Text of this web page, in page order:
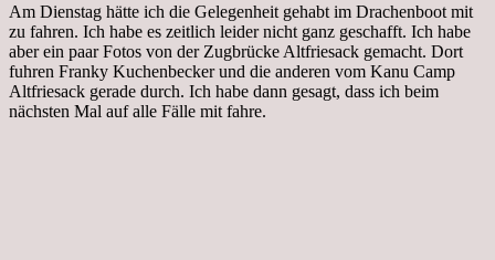
Am Dienstag hätte ich die Gelegenheit gehabt im Drachenboot mit
zu fahren. Ich habe es zeitlich leider nicht ganz geschafft. Ich habe
aber ein paar Fotos von der Zugbrücke Altfriesack gemacht. Dort
fuhren Franky Kuchenbecker und die anderen vom Kanu Camp
Altfriesack gerade durch. Ich habe dann gesagt, dass ich beim
nächsten Mal auf alle Fälle mit fahre.